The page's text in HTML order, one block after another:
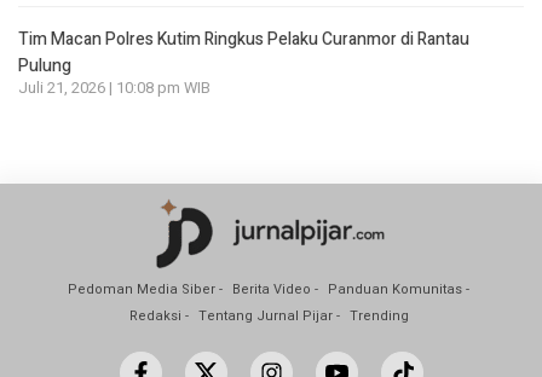
Tim Macan Polres Kutim Ringkus Pelaku Curanmor di Rantau
Pulung
Juli 21, 2026 | 10:08 pm WIB
Pedoman Media Siber Berita Video
Panduan Komunitas
Redaksi
Tentang Jurnal Pijar Trending